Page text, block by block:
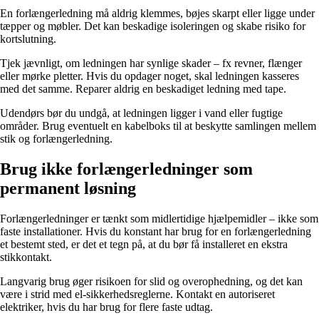
En forlængerledning må aldrig klemmes, bøjes skarpt eller ligge under
tæpper og møbler. Det kan beskadige isoleringen og skabe risiko for
kortslutning.
Tjek jævnligt, om ledningen har synlige skader – fx revner, flænger
eller mørke pletter. Hvis du opdager noget, skal ledningen kasseres
med det samme. Reparer aldrig en beskadiget ledning med tape.
Udendørs bør du undgå, at ledningen ligger i vand eller fugtige
områder. Brug eventuelt en kabelboks til at beskytte samlingen mellem
stik og forlængerledning.
Brug ikke forlængerledninger som
permanent løsning
Forlængerledninger er tænkt som midlertidige hjælpemidler – ikke som
faste installationer. Hvis du konstant har brug for en forlængerledning
et bestemt sted, er det et tegn på, at du bør få installeret en ekstra
stikkontakt.
Langvarig brug øger risikoen for slid og overophedning, og det kan
være i strid med el-sikkerhedsreglerne. Kontakt en autoriseret
elektriker, hvis du har brug for flere faste udtag.